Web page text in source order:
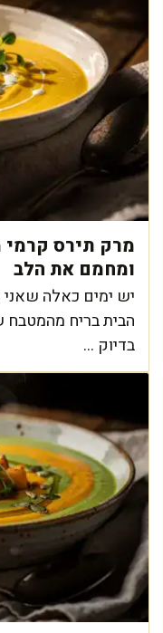
ומחמם את הלב
יש ימים כאלה
הבית בריח
בדיוק ...